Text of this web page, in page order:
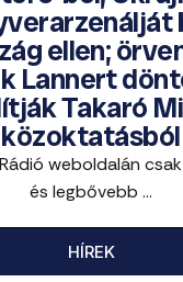
ellen;
Lannert
Takaró
közoktatásból
weboldalán
és legbővebb ...
HÍREK